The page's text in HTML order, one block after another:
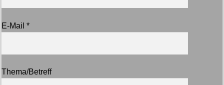
E-Mail *
Thema/Betreff